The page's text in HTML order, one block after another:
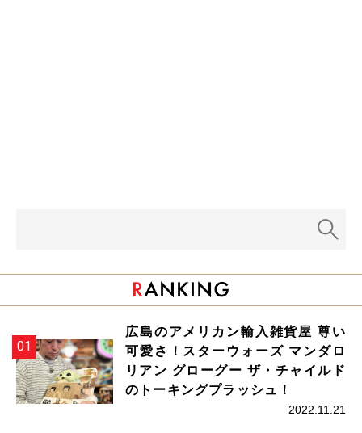
広島のアメリカン輸入雑貨屋 尊い
可愛さ！スターウォーズ マンダロ
リアン グローグー ザ・チャイルド
のトーキングプラッシュ！
2022.11.21